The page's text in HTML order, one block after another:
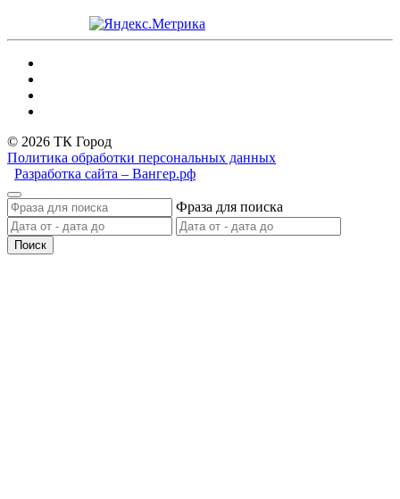
© 2026 ТК Город
Политика обработки персональных данных
Разработка сайта – Вангер.рф
Фраза для поиска
Поиск